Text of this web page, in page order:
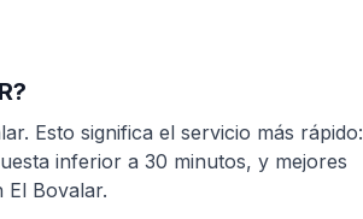
Esto significa el servicio más rápido:
inferior a 30 minutos, y mejores
El Bovalar.